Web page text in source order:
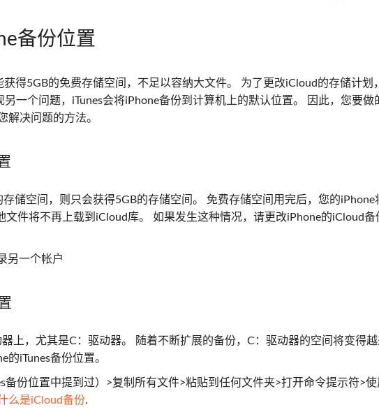
备份位置
得5GB的免费存储空间，不足以容纳大文件。 为了更改iCloud的存储计划
一个问题，iTunes会将iPhone备份到计算机上的默认位置。 因此，您要做
解决问题的方法。
储空间，则只会获得5GB的存储空间。 免费存储空间用完后，您的iPhone
件将不再上载到iCloud库。 如果发生这种情况，请更改iPhone的iCloud备
另一个帐户
上，尤其是C：驱动器。 随着不断扩展的备份，C：驱动器的空间将变得
iTunes备份位置。
备份位置中提到过）>复制所有文件>粘贴到任何文件夹>打开命令提示符>使
么是iCloud备份.